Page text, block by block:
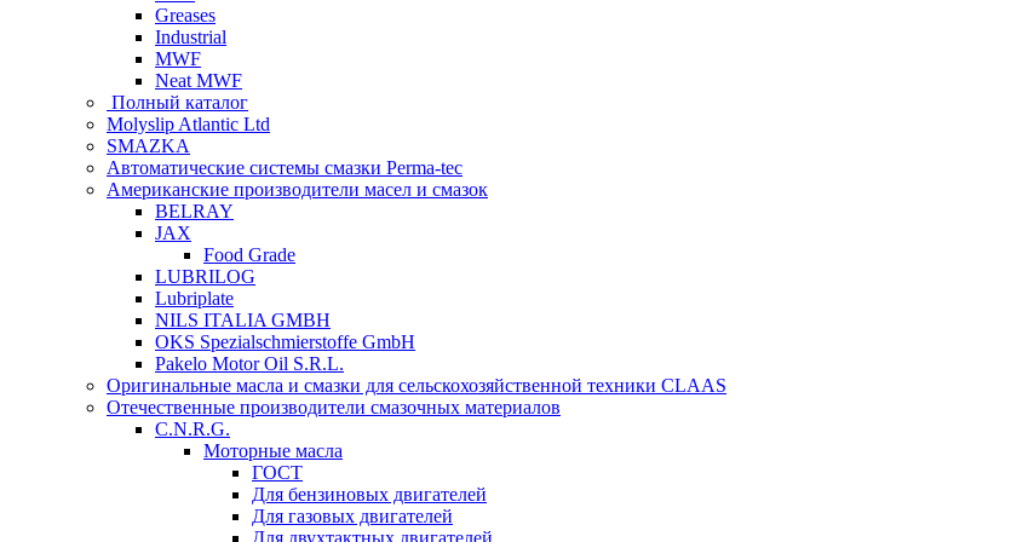
Greases
Industrial
MWF
Neat MWF
Полный каталог
Molyslip Atlantic Ltd
SMAZKA
Автоматические системы смазки Perma-tec
Американские производители масел и смазок
BELRAY
JAX
Food Grade
LUBRILOG
Lubriplate
NILS ITALIA GMBH
OKS Spezialschmierstoffe GmbH
Pakelo Motor Oil S.R.L.
Оригинальные масла и смазки для сельскохозяйственной техники CLAAS
Отечественные производители смазочных материалов
C.N.R.G.
Моторные масла
ГОСТ
Для бензиновых двигателей
Для газовых двигателей
Для двухтактных двигателей